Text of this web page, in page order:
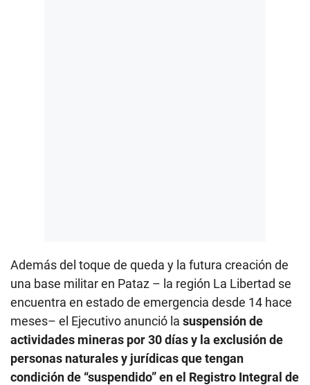
Además del toque de queda y la futura creación de
una base militar en Pataz – la región La Libertad se
encuentra en estado de emergencia desde 14 hace
meses– el Ejecutivo anunció la suspensión de
actividades mineras por 30 días y la exclusión de
personas naturales y jurídicas que tengan
condición de “suspendido” en el Registro Integral de